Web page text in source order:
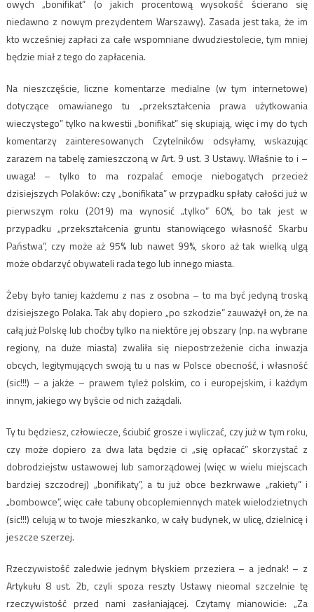
owych „bonifikat” (o jakich procentową wysokość ścierano się
niedawno z nowym prezydentem Warszawy). Zasada jest taka, że im
kto wcześniej zapłaci za całe wspomniane dwudziestolecie, tym mniej
będzie miał z tego do zapłacenia.
Na nieszczęście, liczne komentarze medialne (w tym internetowe)
dotyczące omawianego tu „przekształcenia prawa użytkowania
wieczystego” tylko na kwestii „bonifikat” się skupiają, więc i my do tych
komentarzy zainteresowanych Czytelników odsyłamy, wskazując
zarazem na tabelę zamieszczoną w Art. 9 ust. 3 Ustawy. Właśnie to i –
uwaga! – tylko to ma rozpalać emocje niebogatych przecież
dzisiejszych Polaków: czy „bonifikata” w przypadku spłaty całości już w
pierwszym roku (2019) ma wynosić „tylko” 60%, bo tak jest w
przypadku „przekształcenia gruntu stanowiącego własność Skarbu
Państwa”, czy może aż 95% lub nawet 99%, skoro aż tak wielką ulgą
może obdarzyć obywateli rada tego lub innego miasta.
Żeby było taniej każdemu z nas z osobna – to ma być jedyną troską
dzisiejszego Polaka. Tak aby dopiero „po szkodzie” zauważył on, że na
całą już Polskę lub choćby tylko na niektóre jej obszary (np. na wybrane
regiony, na duże miasta) zwaliła się niepostrzeżenie cicha inwazja
obcych, legitymujących swoją tu u nas w Polsce obecność, i własność
(sic!!!) – a jakże – prawem tyleż polskim, co i europejskim, i każdym
innym, jakiego wy byście od nich zażądali.
Ty tu będziesz, człowiecze, ściubić grosze i wyliczać, czy już w tym roku,
czy może dopiero za dwa lata będzie ci „się opłacać” skorzystać z
dobrodziejstw ustawowej lub samorządowej (więc w wielu miejscach
bardziej szczodrej) „bonifikaty”, a tu już obce bezkrwawe „rakiety” i
„bombowce”, więc całe tabuny obcoplemiennych matek wielodzietnych
(sic!!!) celują w to twoje mieszkanko, w cały budynek, w ulicę, dzielnicę i
jeszcze szerzej.
Rzeczywistość zaledwie jednym błyskiem przeziera – a jednak! – z
Artykułu 8 ust. 2b, czyli spoza reszty Ustawy nieomal szczelnie tę
rzeczywistość przed nami zasłaniającej. Czytamy mianowicie: „Za